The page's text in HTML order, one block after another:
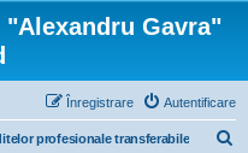
Gavra"
Autentificare
Înregistrare
profesionale transferabile